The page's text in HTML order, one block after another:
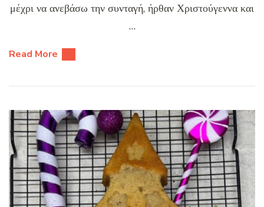
μέχρι να ανεβάσω την συνταγή, ήρθαν Χριστούγεννα και
…
Read More